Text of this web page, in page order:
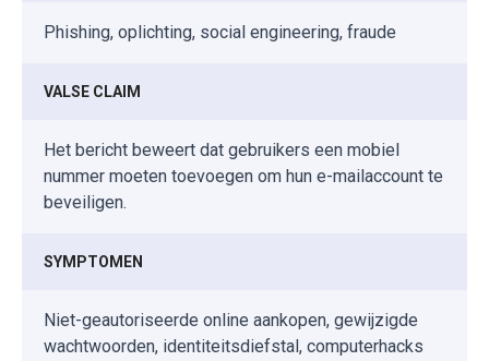
Phishing, oplichting, social engineering, fraude
VALSE CLAIM
Het bericht beweert dat gebruikers een mobiel
nummer moeten toevoegen om hun e-mailaccount te
beveiligen.
SYMPTOMEN
Niet-geautoriseerde online aankopen, gewijzigde
wachtwoorden, identiteitsdiefstal, computerhacks